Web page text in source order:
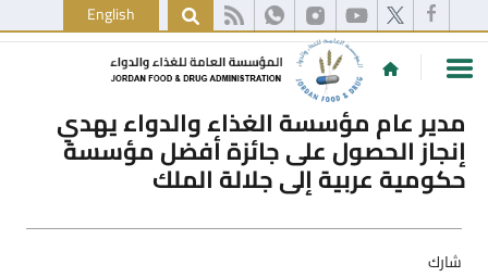
English
مدير عام مؤسسة الغذاء والدواء يهدي
إنجاز الحصول على جائزة أفضل مؤسسة
حكومية عربية إلى جلالة الملك
شارك